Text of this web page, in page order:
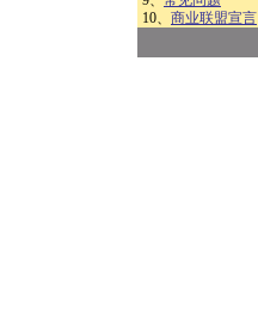
10、 商业联盟宣言